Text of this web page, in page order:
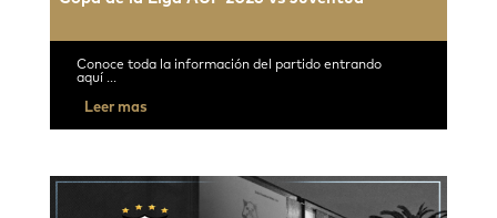
Conoce toda la información del partido entrando
aquí ...
Leer mas